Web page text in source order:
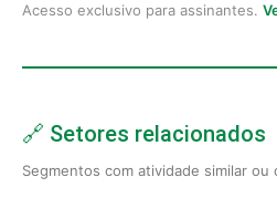
Acesso exclusivo para assinantes.
🔗 Setores relacionados
Segmentos com atividade similar ou